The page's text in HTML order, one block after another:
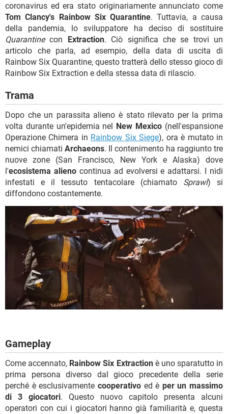
coronavirus ed era stato originariamente annunciato come
Tom Clancy's Rainbow Six Quarantine. Tuttavia, a causa
della pandemia, lo sviluppatore ha deciso di sostituire
Quarantinecon Extraction. Ciò significa che se trovi un
articolo che parla, ad esempio, della data di uscita di
Rainbow Six Quarantine, questo tratterà dello stesso gioco di
Rainbow Six Extraction e della stessa data di rilascio.
Trama
Dopo che un parassita alieno è stato rilevato per la prima
volta durante un'epidemia nel New Mexico (nell'espansione
Operazione Chimera in Rainbow Six Siege), ora è mutato in
nemici chiamati Archaeons. Il contenimento ha raggiunto tre
nuove zone (San Francisco, New York e Alaska) dove
l'ecosistema alienocontinua ad evolversi e adattarsi. I nidi
infestati e il tessuto tentacolare (chiamato Sprawl) si
diffondono costantemente.
Gameplay
Come accennato, Rainbow Six Extractionè uno sparatutto in
prima persona diverso dal gioco precedente della serie
perché è esclusivamente cooperativoed è per un massimo
di 3 giocatori. Questo nuovo capitolo presenta alcuni
operatori con cui i giocatori hanno già familiarità e, questa